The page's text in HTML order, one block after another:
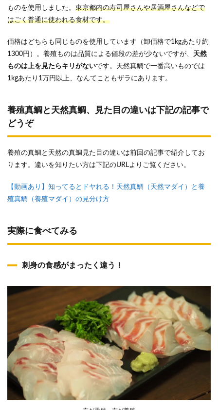
ものを使用しました。 東京都内の寿司屋さんや居酒屋さんなどで
はごく普通に使われる食材です。
価格はどちらも同じものを使用しています（卸価格で1kgあたり約
1300円）。養殖ものは品質による値段の差が少ないですが、 天然
ものは上を見たらキリがないです。天然真鯛で一番高いものでは
1kgあたり1万円以上、なんてこともザラにあります。
養殖真鯛と天然真鯛、見た目の違いは下記の記事で
どうぞ
養殖の真鯛と天然の真鯛見た目の違いは前回の記事で紹介してお
ります。違いを知りたい方は下記のURLよりご覧ください。
【動画あり】知ってるとドヤれる！天然真鯛（天然マダイ）と養
殖真鯛（養殖マダイ）の見分け方
実際に食べてみる
刺身の食感がまったく違う！